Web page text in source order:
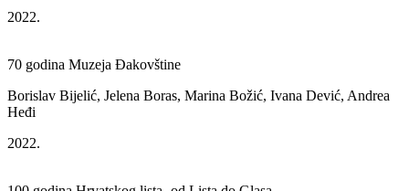
2022.
70 godina Muzeja Đakovštine
Borislav Bijelić, Jelena Boras, Marina Božić, Ivana Dević, Andrea
Heđi
2022.